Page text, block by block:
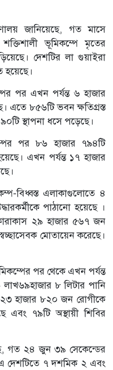
জানিয়েছে, গত মাসে
ভূমিকম্পে মৃতের
দেশটির লা গুয়াইরা
হয়েছে।
পর এখন পর্যন্ত ৬ হাজার
এতে ৮৫৬টি ভবন ক্ষতিগ্রস্ত
স্থাপনা ধসে পড়েছে।
পর ৮৬ হাজার ৭৯৪টি
এখন পর্যন্ত ১৭ হাজার
বিধ্বস্ত এলাকাগুলোতে ৪
পাঠানো হয়েছে ।
কারাকাস ২৯ হাজার ৫৬৭ জন
মোতায়েন করেছে।
পর থেকে এখন পর্যন্ত
৮ লিটার পানি
হাজার ৮২০ জন রোগীকে
এবং ৭৯টি অস্থায়ী শিবির
গত ২৪ জুন ৩৯ সেকেন্ডের
দেশটিতে ৭ দশমিক ২ এবং